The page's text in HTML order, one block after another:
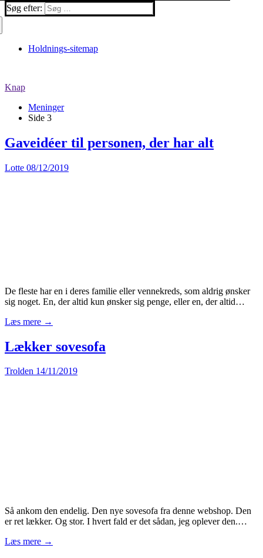
Søg efter:
Holdnings-sitemap
Knap
Meninger
Side 3
Gaveidéer til personen, der har alt
Lotte 08/12/2019
De fleste har en i deres familie eller vennekreds, som aldrig ønsker
sig noget. En, der altid kun ønsker sig penge, eller en, der altid…
Læs mere →
Lækker sovesofa
Trolden 14/11/2019
Så ankom den endelig. Den nye sovesofa fra denne webshop. Den
er ret lækker. Og stor. I hvert fald er det sådan, jeg oplever den.…
Læs mere →